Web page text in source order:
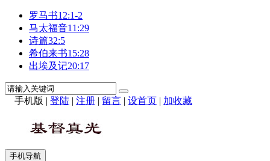
罗马书12:1-2
马太福音11:29
诗篇32:5
希伯来书15:28
出埃及记20:17
手机版 | 登陆 | 注册 | 留言 | 设首页 | 加收藏
手机导航